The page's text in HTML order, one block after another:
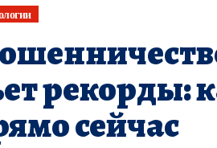
рекорды:
сейчас